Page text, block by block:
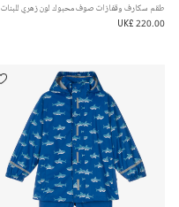
طقم سكارف وقفازات صوف محبوك لون زهري للبنات
UK£ 220.00